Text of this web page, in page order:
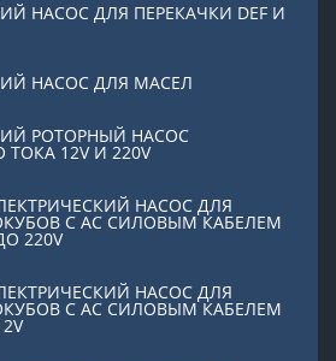
НАСОС ДЛЯ ПЕРЕКАЧКИ DEF И
НАСОС ДЛЯ МАСЕЛ
РОТОРНЫЙ НАСОС
12V И 220V
НАСОС ДЛЯ
С AC СИЛОВЫМ КАБЕЛЕМ
220V
НАСОС ДЛЯ
С AC СИЛОВЫМ КАБЕЛЕМ